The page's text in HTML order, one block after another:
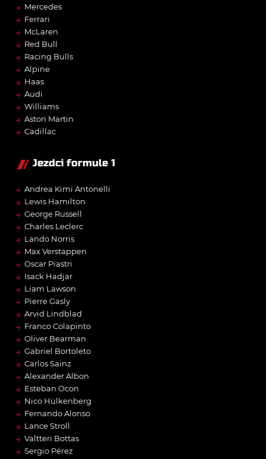
→ Mercedes
→ Ferrari
→ McLaren
→ Red Bull
→ Racing Bulls
→ Alpine
→ Haas
→ Audi
→ Williams
→ Aston Martin
→ Cadillac
Jezdci formule 1
→ Andrea Kimi Antonelli
→ Lewis Hamilton
→ George Russell
→ Charles Leclerc
→ Lando Norris
→ Max Verstappen
→ Oscar Piastri
→ Isack Hadjar
→ Liam Lawson
→ Pierre Gasly
→ Arvid Lindblad
→ Franco Colapinto
→ Oliver Bearman
→ Gabriel Bortoleto
→ Carlos Sainz
→ Alexander Albon
→ Esteban Ocon
→ Nico Hülkenberg
→ Fernando Alonso
→ Lance Stroll
→ Valtteri Bottas
→ Sergio Pérez